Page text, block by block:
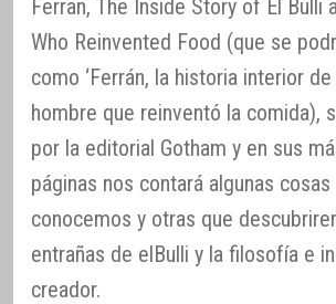
Ferran, The Inside Story of El Bulli
Who Reinvented Food (que se
como ‘Ferrán, la historia interior
hombre que reinventó la comida),
por la editorial Gotham y en sus
páginas nos contará algunas cosas
conocemos y otras que
entrañas de elBulli y la filosofía e
creador.